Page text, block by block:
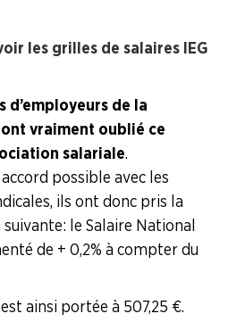
les grilles de salaires IEG
d’employeurs de la
ont vraiment oublié ce
salariale.
accord possible avec les
ils ont donc pris la
: le Salaire National
de + 0,2 % à compter du
ainsi portée à 507,25 €.